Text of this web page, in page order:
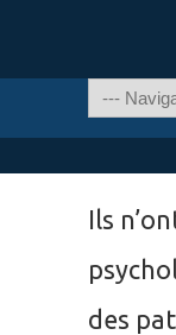
Ils
des